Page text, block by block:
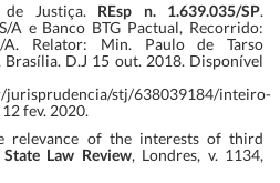
de Justiça. REsp n. 1.639.035/SP.
A e Banco BTG Pactual, Recorrido:
A. Relator: Min. Paulo de Tarso
Brasília. D.J 15 out. 2018. Disponível
jurisprudencia/stj/638039184/inteiro-
fev. 2020.
relevance of the interests of third
State Law Review, Londres, v. 1134,